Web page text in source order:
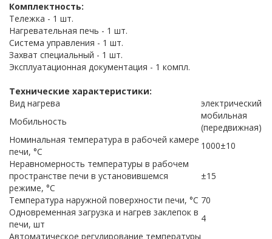
Комплектность:
Тележка - 1 шт.
Нагревательная печь - 1 шт.
Система управления - 1 шт.
Захват специальный - 1 шт.
Эксплуатационная документация - 1 компл.
Технические характеристики:
Вид нагрева
электрический
Мобильность
мобильная
(передвижная)
Номинальная температура в рабочей камере
печи, °С
1000±10
Неравномерность температуры в рабочем
пространстве печи в установившемся
режиме, °С
±15
Температура наружной поверхности печи, °С 70
Одновременная загрузка и нагрев заклепок в
печи, шт
4
Автоматическое регулирование температуры